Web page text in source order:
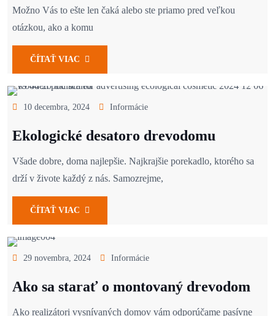
Možno Vás to ešte len čaká alebo ste priamo pred veľkou
otázkou, ako a komu
ČÍTAŤ VIAC
10 decembra, 2024 Informácie
Ekologické desatoro drevodomu
Všade dobre, doma najlepšie. Najkrajšie porekadlo, ktorého sa
drží v živote každý z nás. Samozrejme,
ČÍTAŤ VIAC
29 novembra, 2024 Informácie
Ako sa starať o montovaný drevodom
Ako realizátori vysnívaných domov vám odporúčame pasívne